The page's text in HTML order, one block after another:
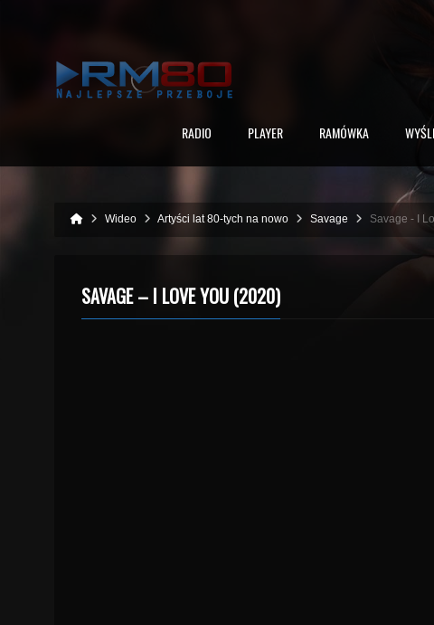
RADIO PLAYER RAMÓWKA
Wideo Artyści lat 80-tych na nowo Savage Savage - I
SAVAGE – I LOVE YOU (2020)